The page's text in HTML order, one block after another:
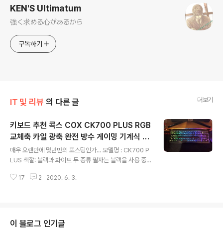
KEN'S Ultimatum
強く求める心があるから
구독하기
IT 및 리뷰 의 다른 글 더보기
키보드 추천 콕스 COX CK700 PLUS RGB
교체축 카일 광축 완전 방수 게이밍 기계식 키
보드 리뷰 (클릭)
매우 오랜만에 몇년만의 포스팅인가... 모델명 : CK700 P
LUS 색깔: 블랙과 화이트 두 종류 필자는 블랙을 사용 중
처음 들어있는 투명 캡을 안 쓸 땐 덮어놓는 게 좋다. 먼지
설명은 더 이상 귀찮아서 생략 같이 들어있는 구성품 키 캡
리무버 키보드 먼지떨이와간단 설명서 백라이트를 끈 상태
17 2 2020. 6. 3.
이 블로그 인기글